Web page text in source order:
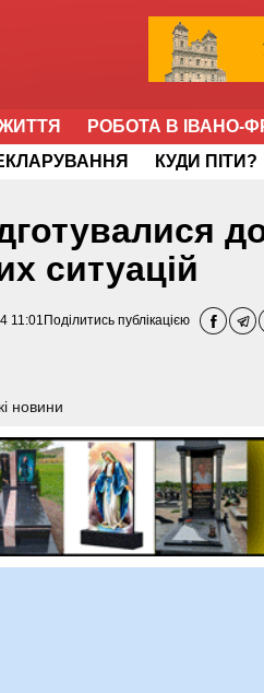
РОБОТА В ІВАНО-
КУДИ ПІТИ?
ситуацій
11:01 Поділитись публікацією
новини